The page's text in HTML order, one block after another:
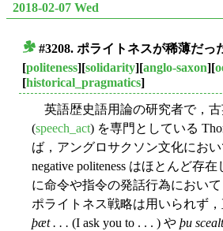
2018-02-07 Wed
#3208. ポライトネスが稀薄だっ
[politeness][solidarity][anglo-saxon][
[historical_pragmatics]
英語歴史語用論の研究者で，
(speech_act) を専門としている
ば，アングロサクソン文化にお
negative politeness はほとんど存
に命令や指令の発話行為におい
ポライトネス戦略は用いられず
þæt . . . (I ask you to . . . ) や þu